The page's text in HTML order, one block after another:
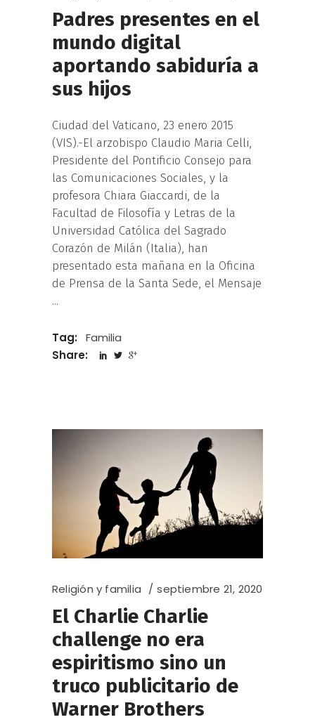
Padres presentes en el
mundo digital
aportando sabiduría a
sus hijos
Ciudad del Vaticano, 23 enero 2015
(VIS).-El arzobispo Claudio Maria Celli,
Presidente del Pontificio Consejo para
las Comunicaciones Sociales, y la
profesora Chiara Giaccardi, de la
Facultad de Filosofía y Letras de la
Universidad Católica del Sagrado
Corazón de Milán (Italia), han
presentado esta mañana en la Oficina
de Prensa de la Santa Sede, el Mensaje
Tag:
Familia
Share:
Religión y familia septiembre 21, 2020
El Charlie Charlie
challenge no era
espiritismo sino un
truco publicitario de
Warner Brothers